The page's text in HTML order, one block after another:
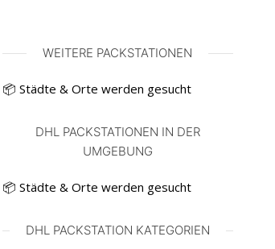
WEITERE PACKSTATIONEN
📦 Städte & Orte werden gesucht
DHL PACKSTATIONEN IN DER
UMGEBUNG
📦 Städte & Orte werden gesucht
DHL PACKSTATION KATEGORIEN